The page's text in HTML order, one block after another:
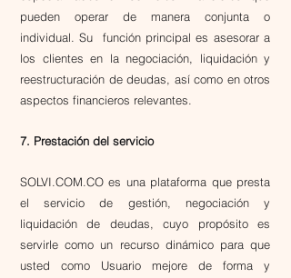
pueden operar de manera conjunta o
individual. Su función principal es asesorar a
los clientes en la negociación, liquidación y
reestructuración de deudas, así como en otros
aspectos financieros relevantes.
7. Prestación del servicio
SOLVI.COM.CO es una plataforma que presta
el servicio de gestión, negociación y
liquidación de deudas, cuyo propósito es
servirle como un recurso dinámico para que
usted como Usuario mejore de forma y